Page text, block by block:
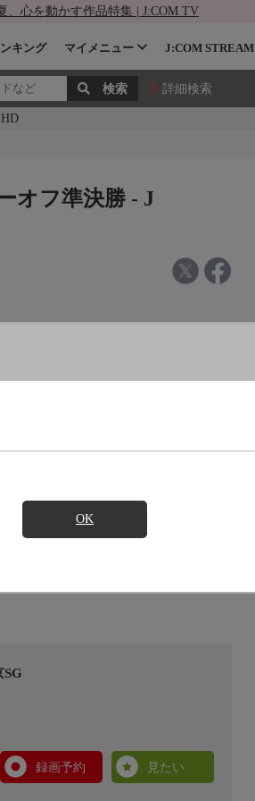
、心を動かす作品特集 | J:COM TV
キング マイメニュー J:COM STREAM
詳細検索
OK
オフ準決勝 - J
録画予約
見たい